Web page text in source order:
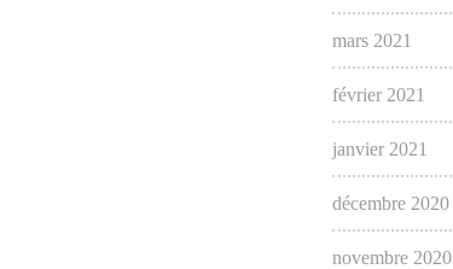
mars 2021
février 2021
janvier 2021
décembre 2020
novembre 2020